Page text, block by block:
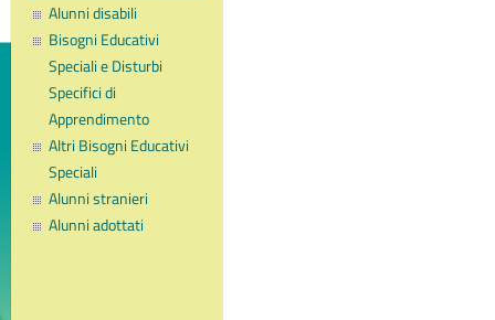
Alunni disabili
Bisogni Educativi
Speciali e Disturbi
Specifici di
Apprendimento
Altri Bisogni Educativi
Speciali
Alunni stranieri
Alunni adottati